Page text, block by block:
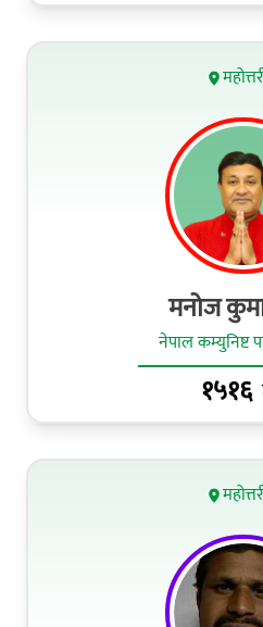
मनोज
नेपाल कम्युनिष्ट
१५१६